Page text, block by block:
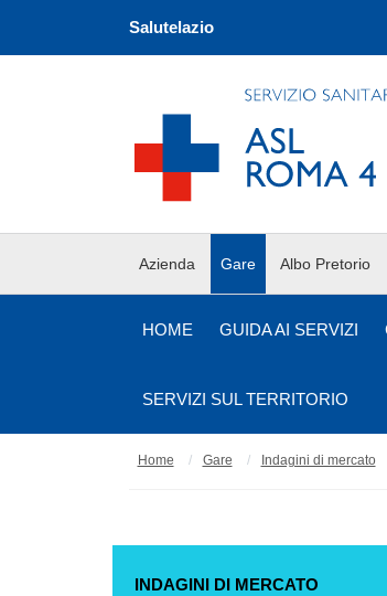
Salutelazio
Azienda Gare Albo Pretorio
HOME GUIDA AI SERVIZI
SERVIZI SUL TERRITORIO
Home Gare Indagini di mercato
INDAGINI DI MERCATO